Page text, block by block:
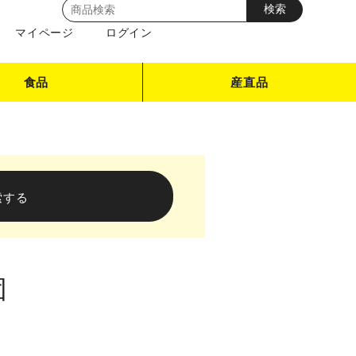
マイページ ログイン
食品 産直品